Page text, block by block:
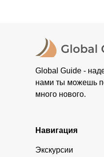
Global Guide -
нами ты можешь
много нового.
Навигация
Экскурсии